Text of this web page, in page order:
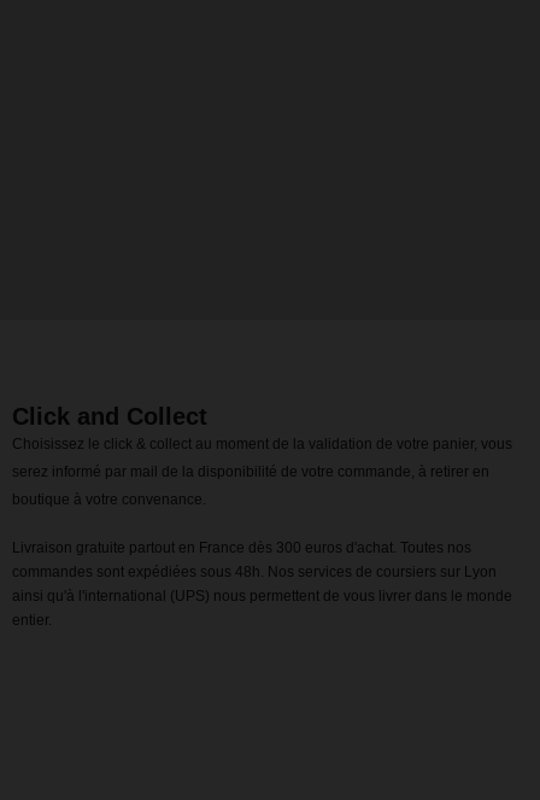
Click and Collect
Choisissez le click & collect au moment de la validation de votre panier, vous
serez informé par mail de la disponibilité de votre commande, à retirer en
boutique à votre convenance.
Livraison gratuite partout en France dès 300 euros d'achat. Toutes nos
commandes sont expédiées sous 48h. Nos services de coursiers sur Lyon
ainsi qu'à l'international (UPS) nous permettent de vous livrer dans le monde
entier.